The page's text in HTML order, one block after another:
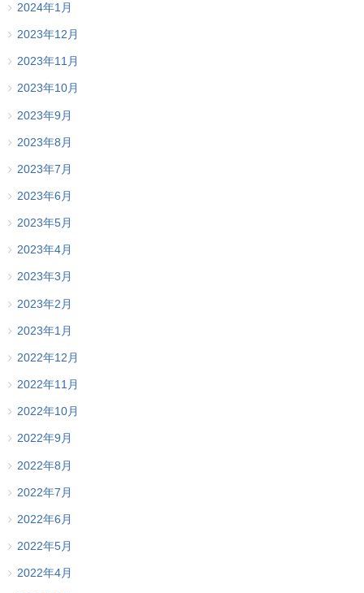
2024年1月
2023年12月
2023年11月
2023年10月
2023年9月
2023年8月
2023年7月
2023年6月
2023年5月
2023年4月
2023年3月
2023年2月
2023年1月
2022年12月
2022年11月
2022年10月
2022年9月
2022年8月
2022年7月
2022年6月
2022年5月
2022年4月